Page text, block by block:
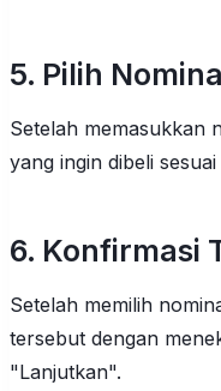
5. Pilih
Setelah memasukkan
yang ingin dibeli
6. Konfirmasi
Setelah memilih
tersebut dengan
"Lanjutkan".